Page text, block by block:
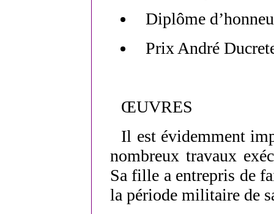
Diplôme
Prix André
ŒUVRES
Il est évidemment
nombreux travaux
Sa fille a entrepris de
la période militaire de